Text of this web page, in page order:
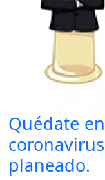
Quédate
planeado.